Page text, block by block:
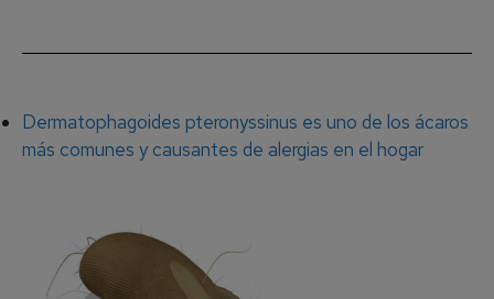
Dermatophagoides pteronyssinus es uno de los ácaros
más comunes y causantes de alergias en el hogar